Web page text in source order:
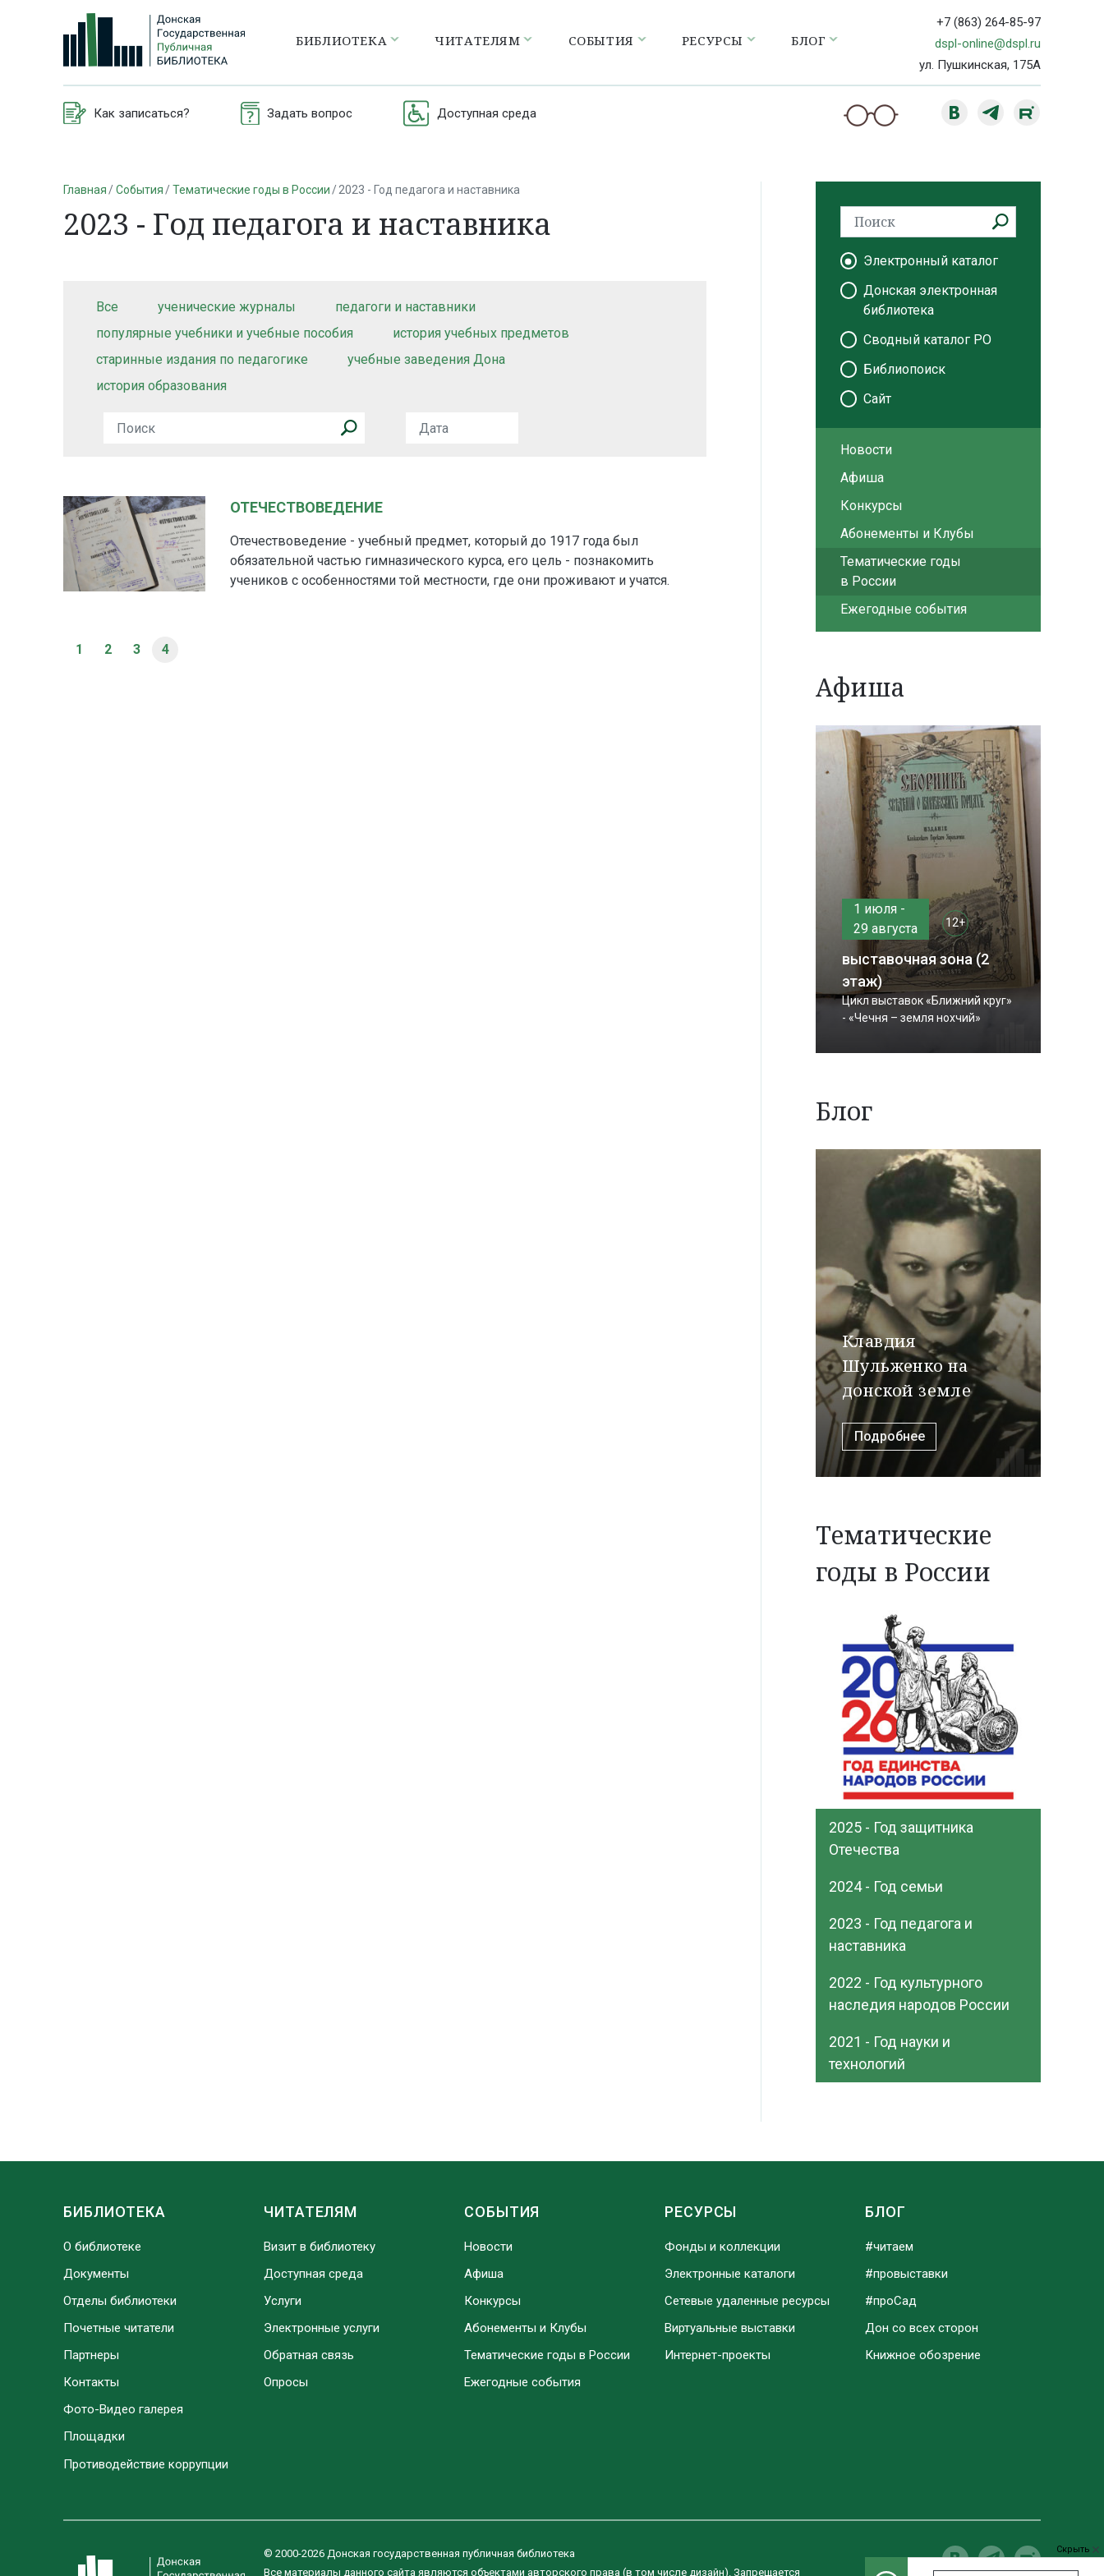
БИБЛИОТЕКА ЧИТАТЕЛЯМ СОБЫТИЯ РЕСУРСЫ БЛОГ
+7 (863) 264-85-97
dspl-online@dspl.ru
ул. Пушкинская, 175А
Как записаться? Задать вопрос Доступная среда
Главная События Тематические годы в России 2023 - Год педагога и наставника
2023 - Год педагога и наставника
Все ученические журналы
педагоги и наставники
популярные учебники и учебные пособия
история учебных предметов
старинные издания по педагогике
учебные заведения Дона
история образования
ОТЕЧЕСТВОВЕДЕНИЕ
Отечествоведение - учебный предмет, который до 1917 года был
обязательной частью гимназического курса, его цель - познакомить
учеников с особенностями той местности, где они проживают и учатся.
1 2 3 4
Электронный каталог
Донская электронная
библиотека
Сводный каталог РО
Библиопоиск
Сайт
Новости
Афиша
Конкурсы
Абонементы и Клубы
Тематические годы
в России
Ежегодные события
Афиша
1 июля -
29 августа
12+
выставочная зона (2
этаж)
Цикл выставок «Ближний круг»
- «Чечня – земля нохчий»
Блог
Клавдия
Шульженко на
донской земле
Подробнее
Тематические
годы в России
2025 - Год защитника
Отечества
2024 - Год семьи
2023 - Год педагога и
наставника
2022 - Год культурного
наследия народов России
2021 - Год науки и
технологий
Скрыть
БИБЛИОТЕКА
О библиотеке
Документы
Отделы библиотеки
Почетные читатели
Партнеры
Контакты
Фото-Видео галерея
Площадки
Противодействие коррупции
ЧИТАТЕЛЯМ
Визит в библиотеку
Доступная среда
Услуги
Электронные услуги
Обратная связь
Опросы
СОБЫТИЯ
Новости
Афиша
Конкурсы
Абонементы и Клубы
Тематические годы в России
Ежегодные события
РЕСУРСЫ
Фонды и коллекции
Электронные каталоги
Сетевые удаленные ресурсы
Виртуальные выставки
Интернет-проекты
БЛОГ
#читаем
#провыставки
#проСад
Дон со всех сторон
Книжное обозрение
© 2000-2026 Донская государственная публичная библиотека
Все материалы данного сайта являются объектами авторского права (в том числе дизайн). Запрещается